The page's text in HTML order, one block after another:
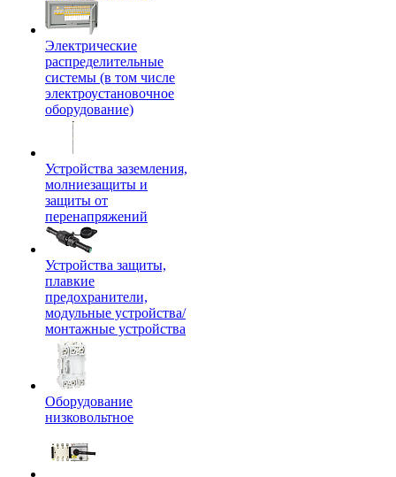
Электрические
распределительные
системы (в том числе
электроустановочное
оборудование)
Устройства заземления,
молниезащиты и
защиты от
перенапряжений
Устройства защиты,
плавкие
предохранители,
модульные устройства/
монтажные устройства
Оборудование
низковольтное